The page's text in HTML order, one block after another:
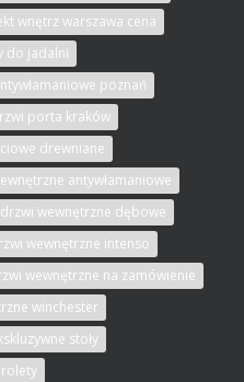
wnętrz warszawa cena
do jadalni
poznań
porta kraków
drewniane
antywłamaniowe
drzwi wewnętrzne dębowe
wewnętrzne intenso
wewnętrzne na zamówienie
winchester
stoły